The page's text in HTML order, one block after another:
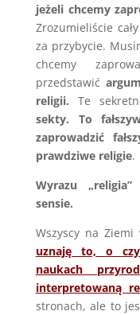
jeżeli chcemy
Zrozumieliście
za przybycie.
chcemy
przedstawić
religii. Te
sekty.
To
zaprowadzić
prawdziwe religie.
Wyrazu
sensie.
Wszyscy na
uznaję to, o
naukach
interpretowaną
stronach, ale to